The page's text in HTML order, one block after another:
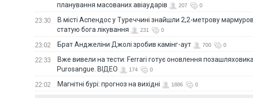
планування масованих авіаударів
207 0
23:30
В місті Аспендос у Туреччині знайшли 2,2-метрову
статую бога лікування
231 0
23:02 Брат Анджеліни Джолі зробив камінг-аут 700 0
22:33
Вже вивели на тести: Ferrari готує оновлення позашляховика
Purosangue. ВІДЕО
174 0
22:02 Магнітні бурі: прогноз на вихідні 1886 0